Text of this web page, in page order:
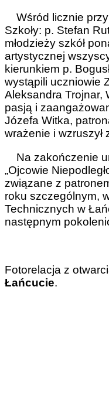
Wśród licznie
Szkoły: p. Stefan
młodzieży szkół
artystycznej
kierunkiem p.
wystąpili uczniowie
Aleksandra Trojnar,
pasją i
Józefa Witka,
wrażenie i
Na zakończenie
„Ojcowie
związane z
roku szczególnym,
Technicznych w
następnym
Fotorelacja z
Łańcucie.